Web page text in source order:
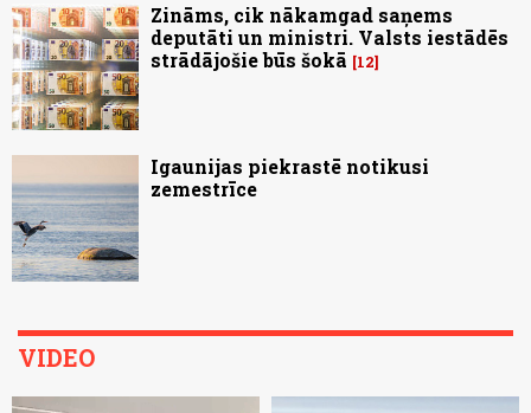
Zināms, cik nākamgad saņems
deputāti un ministri. Valsts iestādēs
strādājošie būs šokā
12
Igaunijas piekrastē notikusi
zemestrīce
VIDEO